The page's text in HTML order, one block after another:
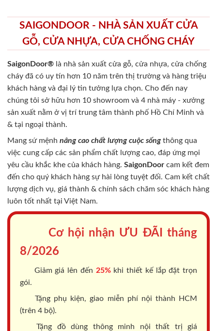
SAIGONDOOR - NHÀ SẢN XUẤT CỬA
GỖ, CỬA NHỰA, CỬA CHỐNG CHÁY
SaigonDoor® là nhà sản xuất cửa gỗ, cửa nhựa, cửa chống
cháy đã có uy tín hơn 10 năm trên thị trường và hàng triệu
khách hàng và đại lý tin tưởng lựa chọn. Cho đến nay
chúng tôi sở hữu hơn 10 showroom và 4 nhà máy - xưởng
sản xuất nằm ở vị trí trung tâm thành phố Hồ Chí Minh và
& tại ngoại thành.
Mang sứ mệnh nâng cao chất lượng cuộc sốngthông qua
việc cung cấp các sản phẩm chất lượng cao, đáp ứng mọi
yêu cầu khắc khe của khách hàng. SaigonDoor cam kết đem
đến cho quý khách hàng sự hài lòng tuyệt đối. Cam kết chất
lượng dịch vụ, giá thành & chính sách chăm sóc khách hàng
luôn tốt nhất tại Việt Nam.
Cơ hội nhận ƯU ĐÃI tháng
8/2026
Giảm giá lên đến 25%khi thiết kế lắp đặt trọn
gói.
Tặng phụ kiện, giao miễn phí nội thành HCM
(trên 4 bộ).
Tặng đồ dùng thông minh nội thất trị giá